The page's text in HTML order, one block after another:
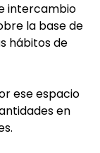
intercambio
la base de
hábitos de
ese espacio
en